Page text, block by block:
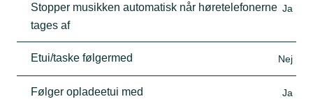
Stopper musikken automatisk når høretelefonerne
tages af
Ja
Etui/taske følgermed Nej
Følger opladeetui med Ja